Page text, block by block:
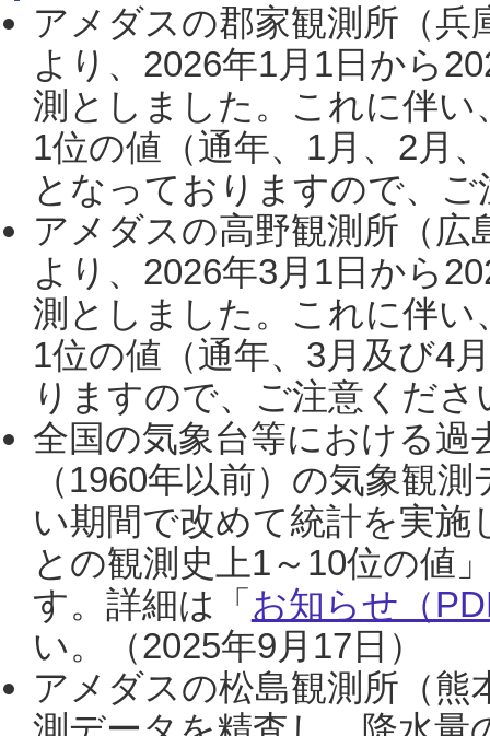
アメダスの郡家観測所（
より、2026年1月1日から
測としました。これに伴い
1位の値（通年、1月、2月
となっておりますので、
アメダスの高野観測所（
より、2026年3月1日から
測としました。これに伴い
1位の値（通年、3月及び4
りますので、ご注意くだ
全国の気象台等における過
（1960年以前）の気象観
い期間で改めて統計を実
との観測史上1～10位の値
す。詳細は「 お知らせ（
い。（2025年9月17日）
アメダスの松島観測所（熊